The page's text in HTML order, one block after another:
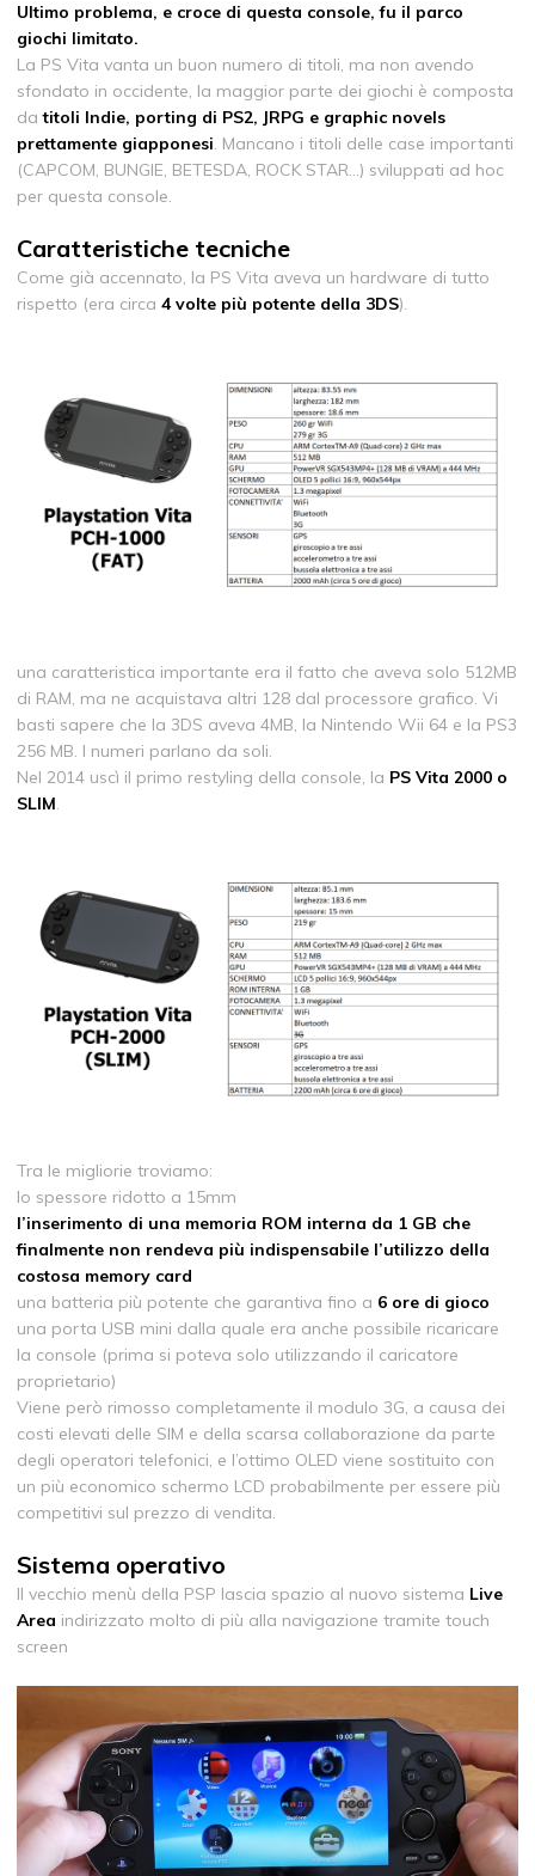
Ultimo problema, e croce di questa console, fu il parco
giochi limitato.
La PS Vita vanta un buon numero di titoli, ma non avendo
sfondato in occidente, la maggior parte dei giochi è composta
da titoli Indie, porting di PS2, JRPG e graphic novels
prettamente giapponesi. Mancano i titoli delle case importanti
(CAPCOM, BUNGIE, BETESDA, ROCK STAR...) sviluppati ad hoc
per questa console.
Caratteristiche tecniche
Come già accennato, la PS Vita aveva un hardware di tutto
rispetto (era circa4 volte più potente della 3DS).
una caratteristica importante era il fatto che aveva solo 512MB
di RAM, ma ne acquistava altri 128 dal processore grafico. Vi
basti sapere che la 3DS aveva 4MB, la Nintendo Wii 64 e la PS3
256 MB. I numeri parlano da soli.
Nel 2014 uscì il primo restyling della console, la PS Vita 2000 o
SLIM.
Tra le migliorie troviamo:
lo spessore ridotto a 15mm
l’inserimento di una memoria ROM interna da 1 GB che
finalmente non rendeva più indispensabile l’utilizzo della
costosa memory card
una batteria più potente che garantiva fino a 6 ore di gioco
una porta USB mini dalla quale era anche possibile ricaricare
la console (prima si poteva solo utilizzando il caricatore
proprietario)
Viene però rimosso completamente il modulo 3G, a causa dei
costi elevati delle SIM e della scarsa collaborazione da parte
degli operatori telefonici, e l’ottimo OLED viene sostituito con
un più economico schermo LCD probabilmente per essere più
competitivi sul prezzo di vendita.
Sistema operativo
Il vecchio menù della PSP lascia spazio al nuovo sistema Live
Area indirizzato molto di più alla navigazione tramite touch
screen